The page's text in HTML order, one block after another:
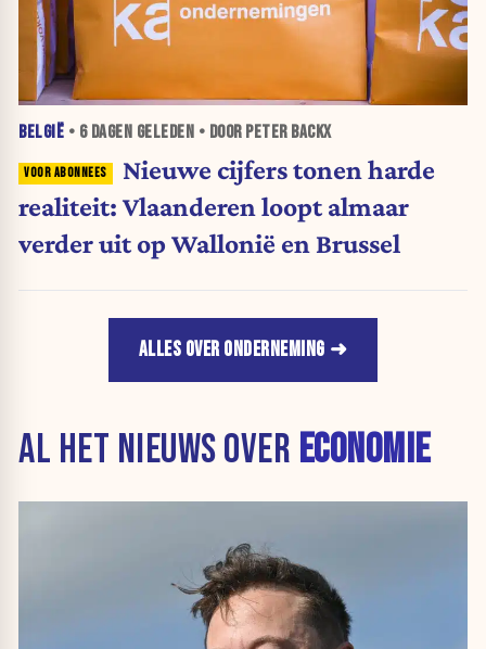
BELGIË • 6 DAGEN GELEDEN • DOOR PETER BACKX
Nieuwe cijfers tonen harde
realiteit: Vlaanderen loopt almaar
verder uit op Wallonië en Brussel
ALLES OVER ONDERNEMING
AL HET NIEUWS OVER ECONOMIE